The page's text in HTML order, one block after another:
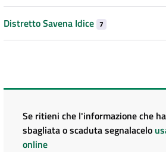
Distretto Savena Idice 7
Se ritieni che l'informazione che
sbagliata o scaduta segnalacelo
online